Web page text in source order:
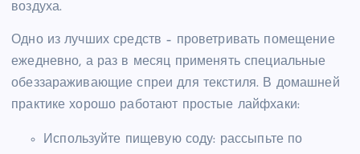
воздуха.
Одно из лучших средств – проветривать помещение
ежедневно, а раз в месяц применять специальные
обеззараживающие спреи для текстиля. В домашней
практике хорошо работают простые лайфхаки:
Используйте пищевую соду: рассыпьте по